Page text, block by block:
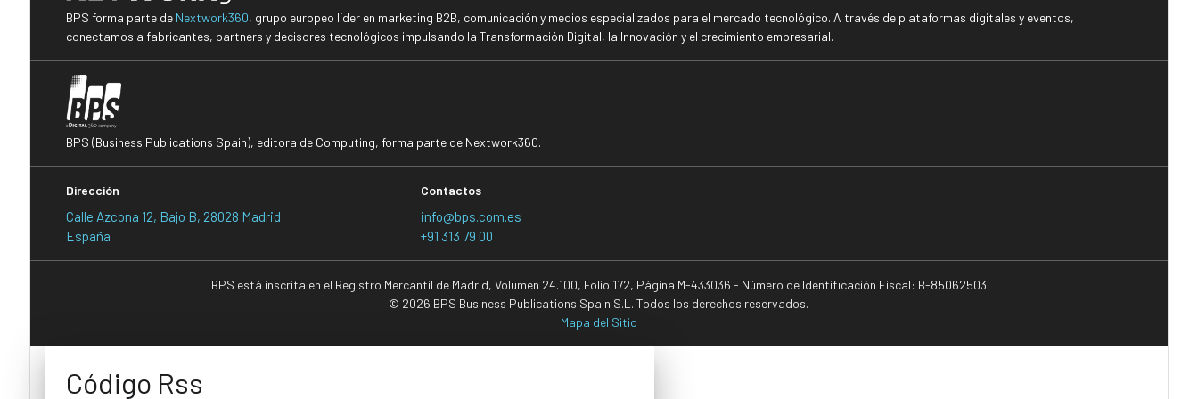
BPS forma parte de Nextwork360, grupo europeo líder en marketing B2B, comunicación y medios especializados para el mercado tecnológico. A través de plataformas digitales y eventos,
conectamos a fabricantes, partners y decisores tecnológicos impulsando la Transformación Digital, la Innovación y el crecimiento empresarial.
BPS (Business Publications Spain), editora de Computing, forma parte de Nextwork360.
Dirección
Calle Azcona 12, Bajo B, 28028 Madrid
España
Contactos
info@bps.com.es
+91 313 79 00
BPS está inscrita en el Registro Mercantil de Madrid, Volumen 24.100, Folio 172, Página M-433036 - Número de Identificación Fiscal: B-85062503
© 2026 BPS Business Publications Spain S.L. Todos los derechos reservados.
Mapa del Sitio
Código Rss